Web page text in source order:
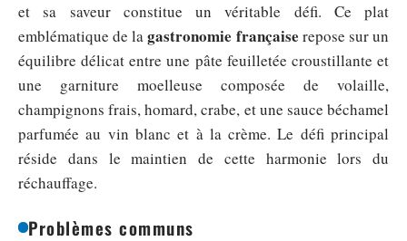
et sa saveur constitue un véritable défi. Ce plat
emblématique de lagastronomie française repose sur un
équilibre délicat entre une pâte feuilletée croustillante et
une garniture moelleuse composée de volaille,
champignons frais, homard, crabe, et une sauce béchamel
parfumée au vin blanc et à la crème. Le défi principal
réside dans le maintien de cette harmonie lors du
réchauffage.
Problèmes communs